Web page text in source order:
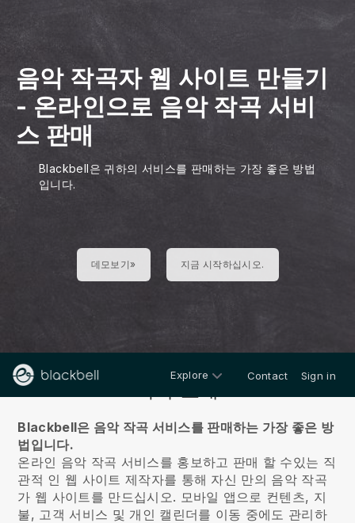
음악 작곡자 웹 사이트 만들기
-온라인으로 음악 작곡 서비
스 판매
Blackbell은 귀하의 서비스를 판매하는 가장 좋은 방법
입니다.
데모보기» 지금 시작하십시오.
Explore Contact Sign in
Blackbell은 음악 작곡 서비스를 판매하는 가장 좋은 방
법입니다.
온라인 음악 작곡 서비스를 홍보하고 판매 할 수있는 직
관적 인 웹 사이트 제작자를 통해 자신 만의 음악 작곡
가 웹 사이트를 만드십시오. 모바일 앱으로 컨텐츠, 지
불, 고객 서비스 및 개인 캘린더를 이동 중에도 관리하